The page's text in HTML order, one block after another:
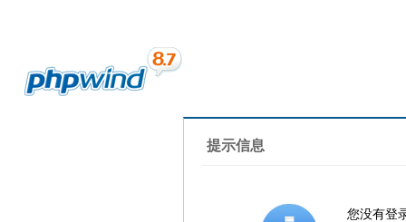
提示信息
您没有登